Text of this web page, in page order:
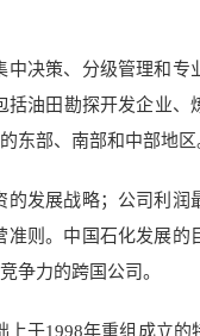
决策、分级管理和专
油田勘探开发企业、
东部、南部和中部地区
发展战略；公司利润
则。中国石化发展的
争力的跨国公司。
于1998年重组成立的